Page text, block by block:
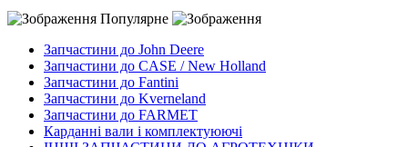
Популярне
Запчастини до John Deere
Запчастини до CASE / New Holland
Запчастини до Fantini
Запчастини до Kverneland
Запчастини до FARMET
Карданні вали і комплектуюючі